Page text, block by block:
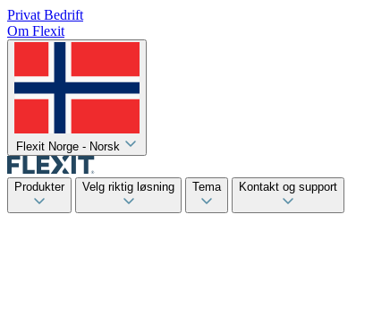
Privat Bedrift
Om Flexit
Flexit Norge - Norsk
Produkter Velg riktig løsning Tema Kontakt og support